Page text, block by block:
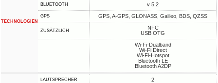
TECHNOLOGIEN
BLUETOOTH v 5.2
GPS GPS, A-GPS, GLONASS, Galileo, BDS, QZSS
ZUSÄTZLICH
NFC
USB OTG
Wi-Fi-Dualband
Wi-Fi Direct
Wi-Fi-Hotspot
Bluetooth LE
Bluetooth A2DP
LAUTSPRECHER 2